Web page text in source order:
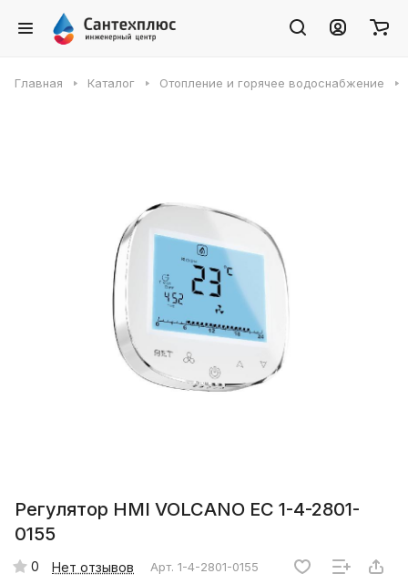
Главная Каталог Отопление и горячее водоснабжение
Регулятор HMI VOLCANO EC 1-4-2801-
0155
0 Нет отзывов Арт. 1-4-2801-0155